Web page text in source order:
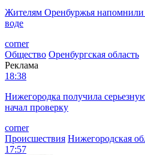
Жителям Оренбуржья напомнили
воде
corner
Общество Оренбургская область
Реклама
18:38
Нижегородка получила
начал проверку
corner
Происшествия Нижегородская
17:57